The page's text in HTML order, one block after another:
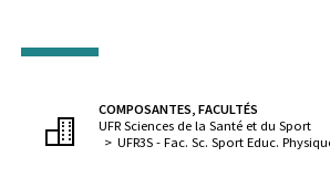
COMPOSANTES, FACULTÉS
UFR Sciences de la Santé et du Sport
UFR3S - Fac. Sc. Sport Educ.